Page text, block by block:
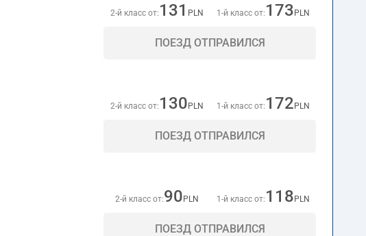
2-й класс от: 131 PLN 1-й класс от: 173 PLN
ПОЕЗД ОТПРАВИЛСЯ
2-й класс от: 130 PLN 1-й класс от: 172 PLN
ПОЕЗД ОТПРАВИЛСЯ
2-й класс от:90 PLN 1-й класс от: 118 PLN
ПОЕЗД ОТПРАВИЛСЯ